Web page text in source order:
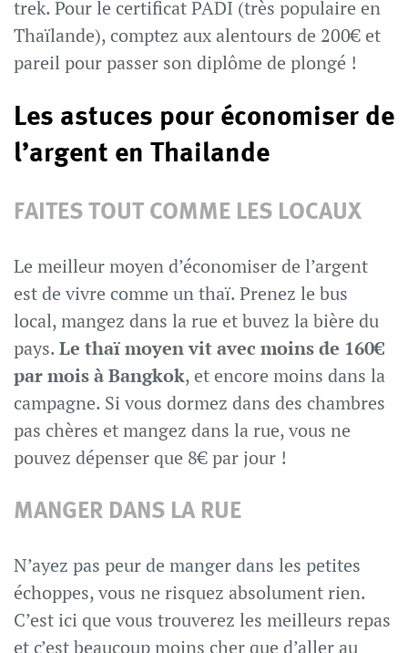
trek. Pour le certificat PADI (très populaire en
Thaïlande), comptez aux alentours de 200€ et
pareil pour passer son diplôme de plongé !
Les astuces pour économiser de
l’argent en Thailande
FAITES TOUT COMME LES LOCAUX
Le meilleur moyen d’économiser de l’argent
est de vivre comme un thaï. Prenez le bus
local, mangez dans la rue et buvez la bière du
pays. Le thaï moyen vit avec moins de 160€
par mois à Bangkok, et encore moins dans la
campagne. Si vous dormez dans des chambres
pas chères et mangez dans la rue, vous ne
pouvez dépenser que 8€ par jour !
MANGER DANS LA RUE
N’ayez pas peur de manger dans les petites
échoppes, vous ne risquez absolument rien.
C’est ici que vous trouverez les meilleurs repas
et c’est beaucoup moins cher que d’aller au